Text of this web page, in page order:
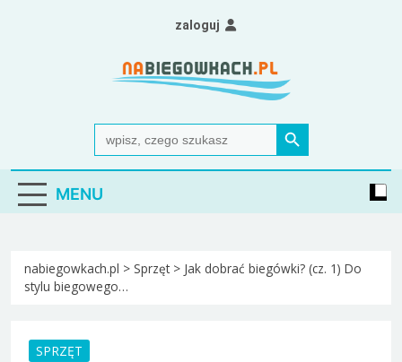
Nabiegowkach.pl
portal miłośników narciarstwa biegowego
Search
for:
Search Button
zaloguj
MENU
nabiegowkach.pl > Sprzęt > Jak dobrać biegówki? (cz. 1) Do
stylu biegowego…
SPRZĘT